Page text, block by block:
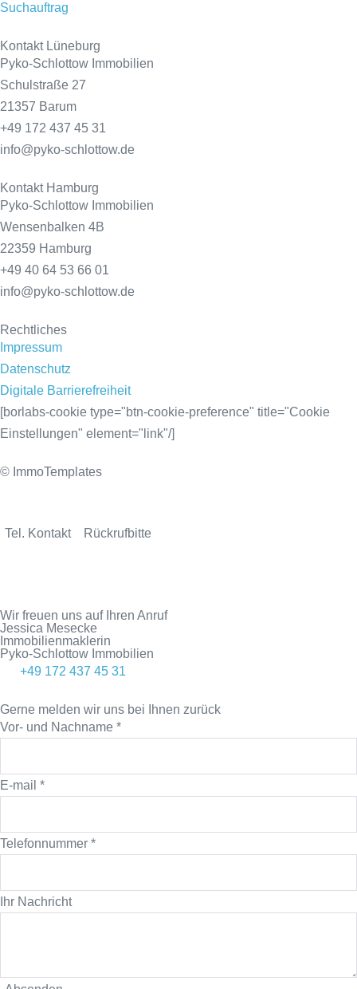
Suchauftrag
Kontakt Lüneburg
Pyko-Schlottow Immobilien
Schulstraße 27
21357 Barum
+49 172 437 45 31
info@pyko-schlottow.de
Kontakt Hamburg
Pyko-Schlottow Immobilien
Wensenbalken 4B
22359 Hamburg
+49 40 64 53 66 01
info@pyko-schlottow.de
Rechtliches
Impressum
Datenschutz
Digitale Barrierefreiheit
[borlabs-cookie type="btn-cookie-preference" title="Cookie
Einstellungen" element="link"/]
© ImmoTemplates
Tel. Kontakt Rückrufbitte
Wir freuen uns auf Ihren Anruf
Jessica Mesecke
Immobilienmaklerin
Pyko-Schlottow Immobilien
+49 172 437 45 31
Gerne melden wir uns bei Ihnen zurück
Vor- und Nachname *
E-mail *
Telefonnummer *
Ihr Nachricht